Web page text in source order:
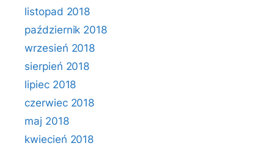
listopad 2018
październik 2018
wrzesień 2018
sierpień 2018
lipiec 2018
czerwiec 2018
maj 2018
kwiecień 2018